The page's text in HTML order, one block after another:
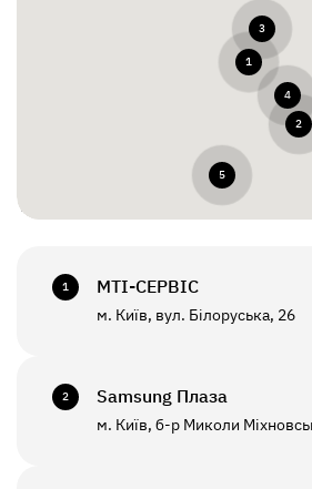
1
2
3
4
5
1 МТI-СЕРВІС
м. Київ, вул. Білоруська, 26
+380(44)458-3870
2 Samsung Плаза
м. Київ, б-р Миколи